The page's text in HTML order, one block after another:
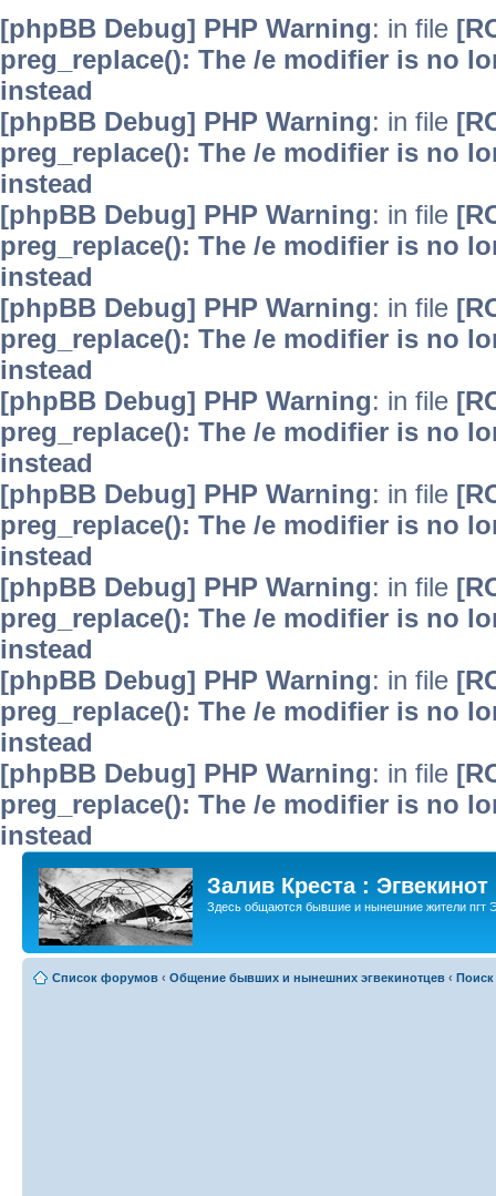
[phpBB Debug] PHP Warning: in file
preg_replace(): The /e modifier is no
instead
[phpBB Debug] PHP Warning: in file
preg_replace(): The /e modifier is no
instead
[phpBB Debug] PHP Warning: in file
preg_replace(): The /e modifier is no
instead
[phpBB Debug] PHP Warning: in file
preg_replace(): The /e modifier is no
instead
[phpBB Debug] PHP Warning: in file
preg_replace(): The /e modifier is no
instead
[phpBB Debug] PHP Warning: in file
preg_replace(): The /e modifier is no
instead
[phpBB Debug] PHP Warning: in file
preg_replace(): The /e modifier is no
instead
[phpBB Debug] PHP Warning: in file
preg_replace(): The /e modifier is no
instead
[phpBB Debug] PHP Warning: in file
preg_replace(): The /e modifier is no
instead
Залив Креста : Эгвекинот
Здесь общаются бывшие и нынешние жители пгт
Список форумов ‹ Общение бывших и нынешних эгвекинотцев ‹ Поиск